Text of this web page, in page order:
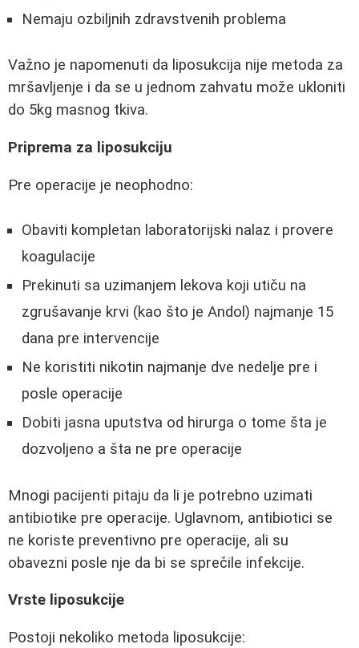
Nemaju ozbiljnih zdravstvenih problema
Važno je napomenuti da liposukcija nije metoda za
mršavljenje i da se u jednom zahvatu može ukloniti
do 5kg masnog tkiva.
Priprema za liposukciju
Pre operacije je neophodno:
Obaviti kompletan laboratorijski nalaz i provere
koagulacije
Prekinuti sa uzimanjem lekova koji utiču na
zgrušavanje krvi (kao što je Andol) najmanje 15
dana pre intervencije
Ne koristiti nikotin najmanje dve nedelje pre i
posle operacije
Dobiti jasna uputstva od hirurga o tome šta je
dozvoljeno a šta ne pre operacije
Mnogi pacijenti pitaju da li je potrebno uzimati
antibiotike pre operacije. Uglavnom, antibiotici se
ne koriste preventivno pre operacije, ali su
obavezni posle nje da bi se sprečile infekcije.
Vrste liposukcije
Postoji nekoliko metoda liposukcije: